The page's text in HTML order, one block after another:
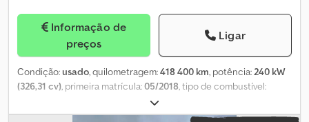
Informação de
preços
Ligar
Condição:usado, quilometragem:418 400 km, potência:240 kW
(326,31 cv), primeira matrícula:05/2018, tipo de combustível:
, peso máximo de carga:
peso total:19 000 kg, tamanho do pneu:-, configuração de eixo: